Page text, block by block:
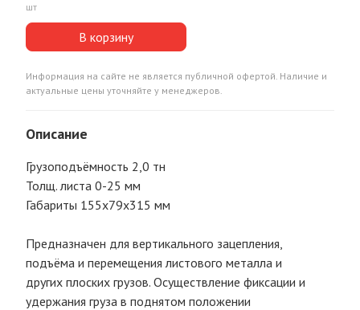
шт
В корзину
Информация на сайте не является публичной офертой. Наличие и
актуальные цены уточняйте у менеджеров.
Описание
Грузоподъёмность 2,0 тн
Толщ. листа 0-25 мм
Габариты 155х79х315 мм
Предназначен для вертикального зацепления,
подъёма и перемещения листового металла и
других плоских грузов. Осуществление фиксации и
удержания груза в поднятом положении